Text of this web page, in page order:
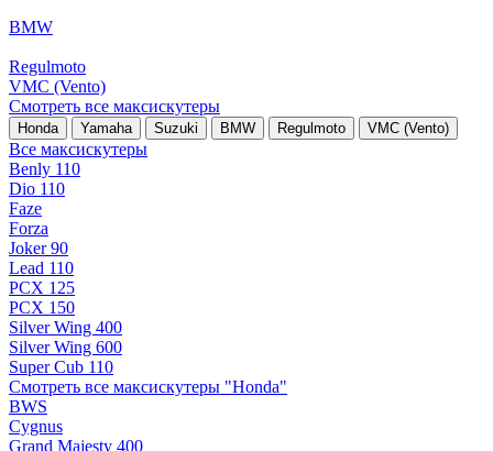
BMW
Regulmoto
VMC (Vento)
Смотреть все максискутеры
Honda Yamaha Suzuki BMW Regulmoto VMC (Vento)
Все максискутеры
Benly 110
Dio 110
Faze
Forza
Joker 90
Lead 110
PCX 125
PCX 150
Silver Wing 400
Silver Wing 600
Super Cub 110
Смотреть все максискутеры "Honda"
BWS
Cygnus
Grand Majesty 400